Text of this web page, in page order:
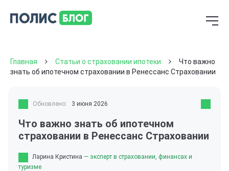
Главная Статьи о страховании ипотеки
Что важно
знать об ипотечном страховании в Ренессанс Страховании
Обновлено: 3 июня 2026
Что важно знать об ипотечном
страховании в Ренессанс Страховании
Ларина Кристина — эксперт в страховании, финансах и
туризме